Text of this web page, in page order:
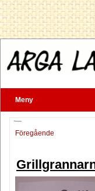
Meny
Föregående